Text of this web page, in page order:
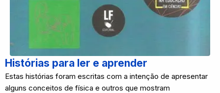
Histórias para ler e aprender
Estas histórias foram escritas com a intenção de apresentar
alguns conceitos de física e outros que mostram